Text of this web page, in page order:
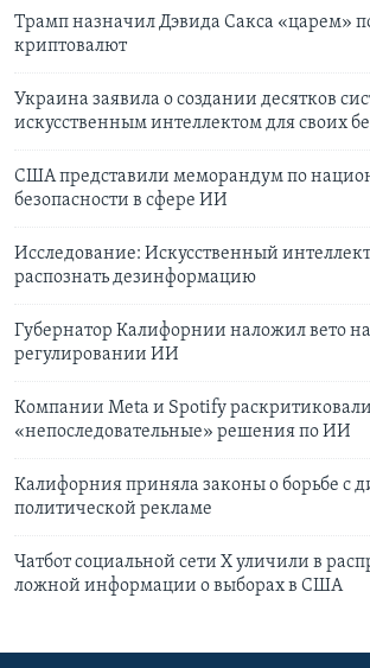
Трамп назначил Дэвида Сакса «царем»
криптовалют
Украина заявила о создании десятков
искусственным интеллектом для своих
США представили меморандум по
безопасности в сфере ИИ
Исследование: Искусственный
распознать дезинформацию
Губернатор Калифорнии наложил вето
регулировании ИИ
Компании Meta и Spotify
«непоследовательные» решения по ИИ
Калифорния приняла законы о борьбе с
политической рекламе
Чатбот социальной сети Х уличили в
ложной информации о выборах в США